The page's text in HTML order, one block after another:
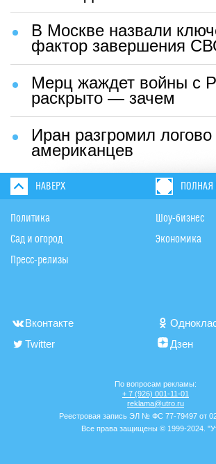
В Москве назвали
фактор завершения
Мерц жаждет войны с
раскрыто — зачем
Иран разгромил логово
американцев
НАВЕРХ ПОЛНАЯ
Политика
Сад и огород
Пресс-релизы
Шоу-бизнес
Экономика
Вконтакте
Twitter
Дзен
По вопросам рекламы:
+ 7 (926) 001-11-01
reklama@utro.ru
Реестровая запись ЭЛ № ФС 77-79497 от
Все права защищены © 1999-2024.